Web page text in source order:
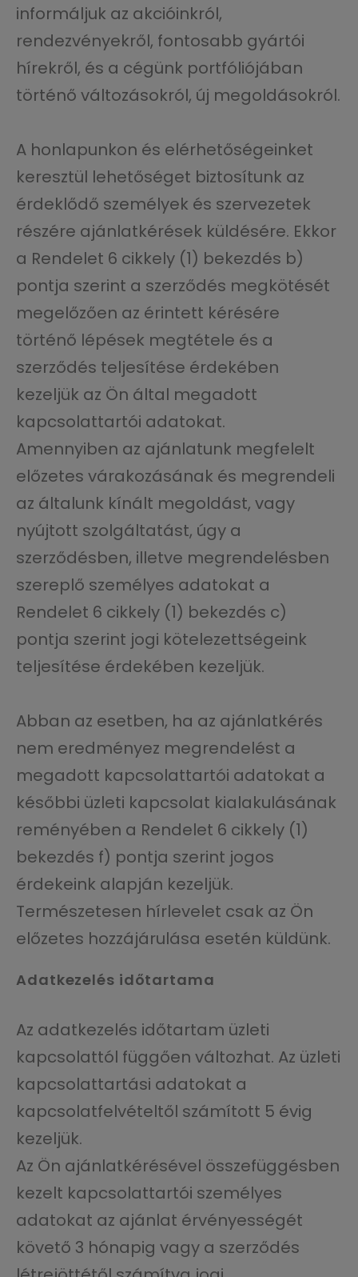
informáljuk az akcióinkról,
rendezvényekről, fontosabb gyártói
hírekről, és a cégünk portfóliójában
történő változásokról, új megoldásokról.
A honlapunkon és elérhetőségeinket
keresztül lehetőséget biztosítunk az
érdeklődő személyek és szervezetek
részére ajánlatkérések küldésére. Ekkor
a Rendelet 6 cikkely (1) bekezdés b)
pontja szerint a szerződés megkötését
megelőzően az érintett kérésére
történő lépések megtétele és a
szerződés teljesítése érdekében
kezeljük az Ön által megadott
kapcsolattartói adatokat.
Amennyiben az ajánlatunk megfelelt
előzetes várakozásának és megrendeli
az általunk kínált megoldást, vagy
nyújtott szolgáltatást, úgy a
szerződésben, illetve megrendelésben
szereplő személyes adatokat a
Rendelet 6 cikkely (1) bekezdés c)
pontja szerint jogi kötelezettségeink
teljesítése érdekében kezeljük.
Abban az esetben, ha az ajánlatkérés
nem eredményez megrendelést a
megadott kapcsolattartói adatokat a
későbbi üzleti kapcsolat kialakulásának
reményében a Rendelet 6 cikkely (1)
bekezdés f) pontja szerint jogos
érdekeink alapján kezeljük.
Természetesen hírlevelet csak az Ön
előzetes hozzájárulása esetén küldünk.
Adatkezelés időtartama
Az adatkezelés időtartam üzleti
kapcsolattól függően változhat. Az üzleti
kapcsolattartási adatokat a
kapcsolatfelvételtől számított 5 évig
kezeljük.
Az Ön ajánlatkérésével összefüggésben
kezelt kapcsolattartói személyes
adatokat az ajánlat érvényességét
követő 3 hónapig vagy a szerződés